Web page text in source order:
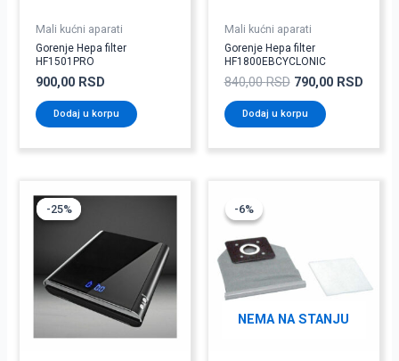
Mali kućni aparati
Gorenje Hepa filter
HF1501PRO
900,00 RSD
Dodaj u korpu
Mali kućni aparati
Gorenje Hepa filter
HF1800EBCYCLONIC
840,00RSD 790,00 RSD
Dodaj u korpu
-25%
-25%
bila:
3.990,00 RSD.
2.990,00 RSD.
-6%
NEMA NA STANJU
-6%